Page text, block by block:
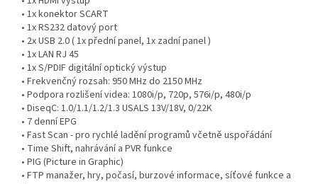
• 1x konektor SCART
• 1x RS232 datový port
• 2x USB 2.0 ( 1x přední panel, 1x zadní panel )
• 1x LAN RJ 45
• 1x S/PDIF digitální optický výstup
• Frekvenčný rozsah: 950 MHz do 2150 MHz
• Podpora rozlišení videa: 1080i/p, 720p, 576i/p, 480i/p
• DiseqC: 1.0/1.1/1.2/1.3 USALS 13V/18V, 0/22K
• 7 denní EPG
• Fast Scan - pro rychlé ladění programů včetně uspořádání
• Time Shift, nahrávání a PVR funkce
• PIG (Picture in Graphic)
• FTP manažer, hry, počasí, burzové informace, síťové funkce a